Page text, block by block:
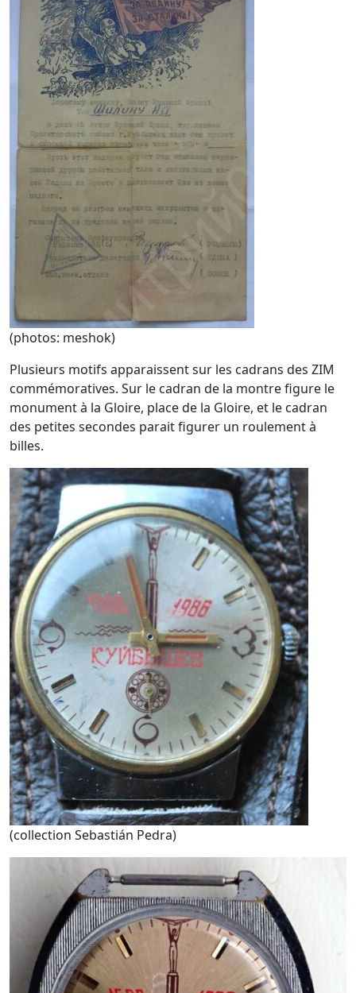
(photos: meshok)
Plusieurs motifs apparaissent sur les cadrans des ZIM
commémoratives. Sur le cadran de la montre figure le
monument à la Gloire, place de la Gloire, et le cadran
des petites secondes parait figurer un roulement à
billes.
(collection Sebastián Pedra)